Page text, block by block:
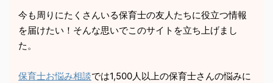
今も周りにたくさんいる保育士の友人たちに役立つ情報
を届けたい！そんな思いでこのサイトを立ち上げまし
た。
保育士お悩み相談では1,500人以上の保育士さんの悩みに